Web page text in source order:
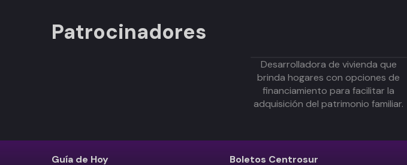
Patrocinadores
Desarrolladora de vivienda que
brinda hogares con opciones de
financiamiento para facilitar la
adquisición del patrimonio familiar.
Guía de Hoy
Boletos Centrosur